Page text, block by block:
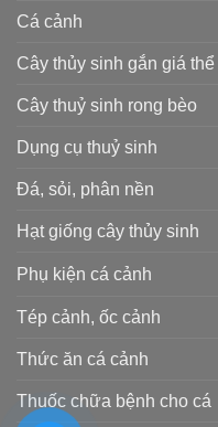
Cá cảnh
Cây thủy sinh gắn giá thể
Cây thuỷ sinh rong bèo
Dụng cụ thuỷ sinh
Đá, sỏi, phân nền
Hạt giống cây thủy sinh
Phụ kiện cá cảnh
Tép cảnh, ốc cảnh
Thức ăn cá cảnh
Thuốc chữa bệnh cho cá